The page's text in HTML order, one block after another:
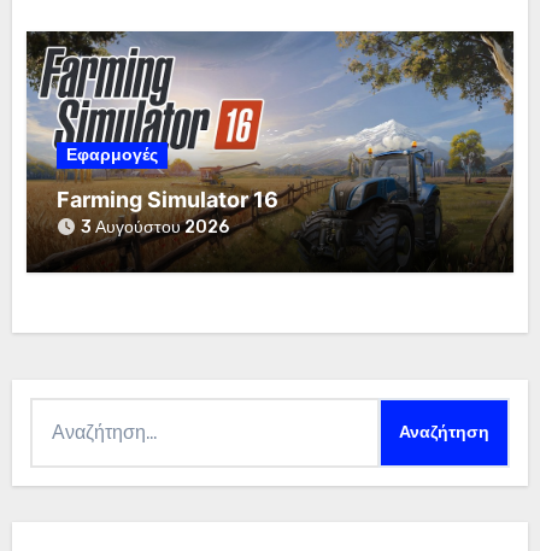
Εφαρμογές
Farming Simulator 16
3 Αυγούστου 2026
για: